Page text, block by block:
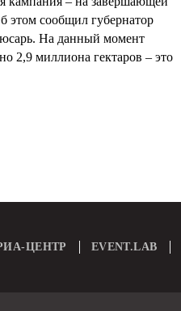
этом сообщил губернатор
На данный момент
2,9 миллиона гектаров – это
ЦЕНТР EVENT.LAB